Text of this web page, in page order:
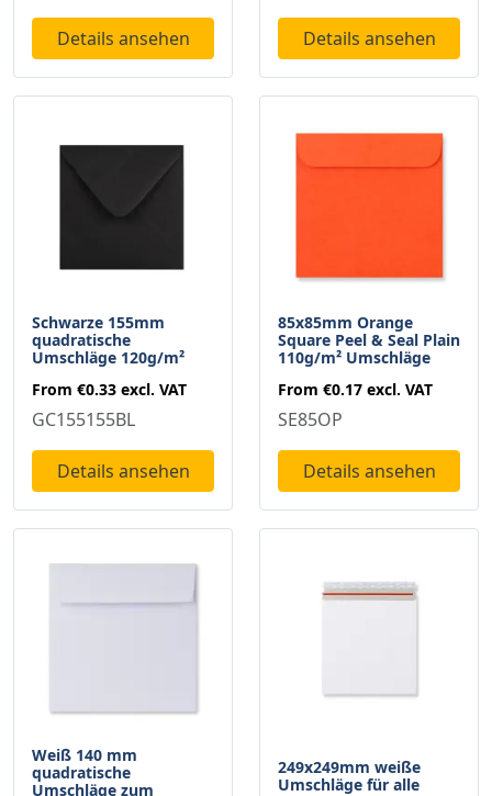
Details ansehen Details ansehen
Schwarze 155mm
quadratische
Umschläge 120g/m²
From €0.33 excl. VAT
GC155155BL
Details ansehen
85x85mm Orange
Square Peel & Seal Plain
110g/m² Umschläge
From €0.17 excl. VAT
SE85OP
Details ansehen
Weiß 140 mm
quadratische
Umschläge zum
249x249mm weiße
Umschläge für alle